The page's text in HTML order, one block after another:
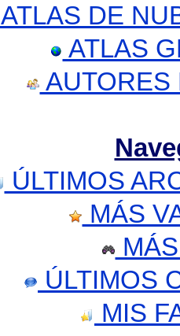
ATLAS DE
ATLAS
AUTORES
ÚLTIMOS
MÁS
ÚLTIMOS
MIS